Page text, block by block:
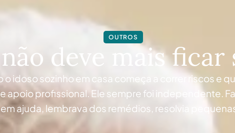
OUTROS
deve mais ficar
idoso sozinho em casa começa a correr riscos e
apoio profissional. Ele sempre foi independente.
ajuda, lembrava dos remédios, resolvia
do seu jeito. Por muito tempo, a família se